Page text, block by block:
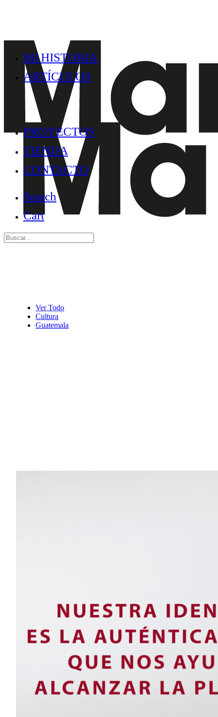
MI HISTORIA
ARTÍCULOS
PROYECTOS
TIENDA
CONTACTO
Search
Cart
Ver Todo
Cultura
Guatemala